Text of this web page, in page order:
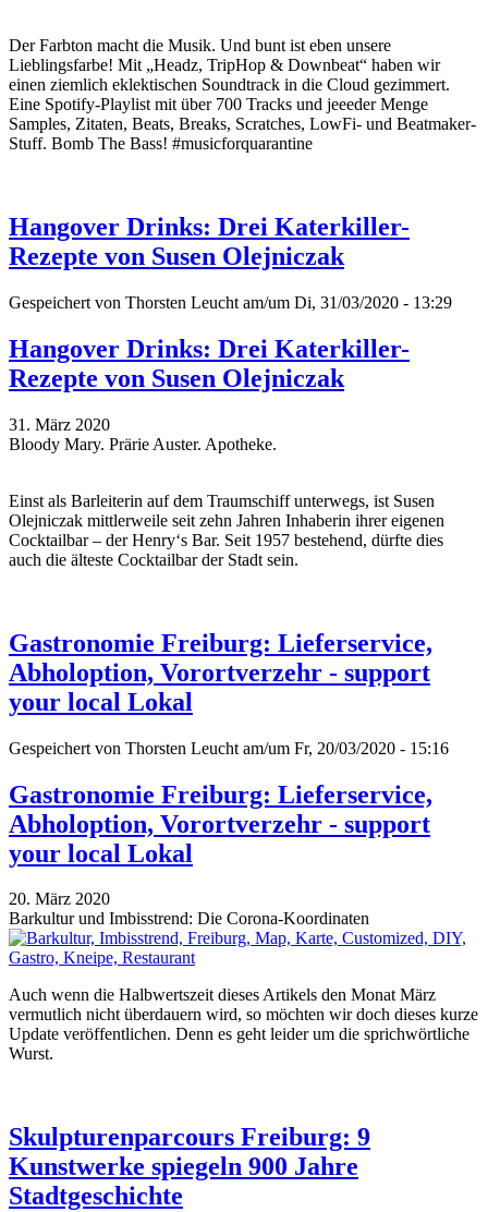
Der Farbton macht die Musik. Und bunt ist eben unsere
Lieblingsfarbe! Mit „Headz, TripHop & Downbeat“ haben wir
einen ziemlich eklektischen Soundtrack in die Cloud gezimmert.
Eine Spotify-Playlist mit über 700 Tracks und jeeeder Menge
Samples, Zitaten, Beats, Breaks, Scratches, LowFi- und Beatmaker-
Stuff. Bomb The Bass! #musicforquarantine
Hangover Drinks: Drei Katerkiller-
Rezepte von Susen Olejniczak
Gespeichert von Thorsten Leucht am/um Di, 31/03/2020 - 13:29
Hangover Drinks: Drei Katerkiller-
Rezepte von Susen Olejniczak
31. März 2020
Bloody Mary. Prärie Auster. Apotheke.
Einst als Barleiterin auf dem Traumschiff unterwegs, ist Susen
Olejniczak mittlerweile seit zehn Jahren Inhaberin ihrer eigenen
Cocktailbar – der Henry‘s Bar. Seit 1957 bestehend, dürfte dies
auch die älteste Cocktailbar der Stadt sein.
Gastronomie Freiburg: Lieferservice,
Abholoption, Vorortverzehr - support
your local Lokal
Gespeichert von Thorsten Leucht am/um Fr, 20/03/2020 - 15:16
Gastronomie Freiburg: Lieferservice,
Abholoption, Vorortverzehr - support
your local Lokal
20. März 2020
Barkultur und Imbisstrend: Die Corona-Koordinaten
Auch wenn die Halbwertszeit dieses Artikels den Monat März
vermutlich nicht überdauern wird, so möchten wir doch dieses kurze
Update veröffentlichen. Denn es geht leider um die sprichwörtliche
Wurst.
Skulpturenparcours Freiburg: 9
Kunstwerke spiegeln 900 Jahre
Stadtgeschichte